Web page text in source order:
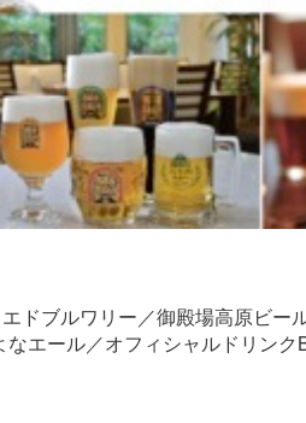
ドブルワリー／御殿場高原ビー
エール／オフィシャルドリン